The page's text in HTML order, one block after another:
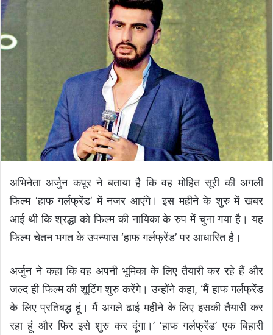
a
अभिनेता अर्जुन कपूर ने बताया है कि वह मोहित सूरी की अगली
फिल्म ‘हाफ गर्लफ्रेंड’ में नजर आएंगे। इस महीने के शुरु में खबर
आई थी कि श्रद्धा को फिल्म की नायिका के रुप में चुना गया है। यह
फिल्म चेतन भगत के उपन्यास ‘हाफ गर्लफ्रेंड’ पर आधारित है।
अर्जुन ने कहा कि वह अपनी भूमिका के लिए तैयारी कर रहे हैं और
जल्द ही फिल्म की शूटिंग शुरु करेंगे। उन्होंने कहा, ‘मैं हाफ गर्लफ्रेंड
के लिए प्रतिबद्ध हूं। मैं अगले ढाई महीने के लिए इसकी तैयारी कर
रहा हूं और फिर इसे शुरु कर दूंगा।’ ‘हाफ गर्लफ्रेंड’ एक बिहारी